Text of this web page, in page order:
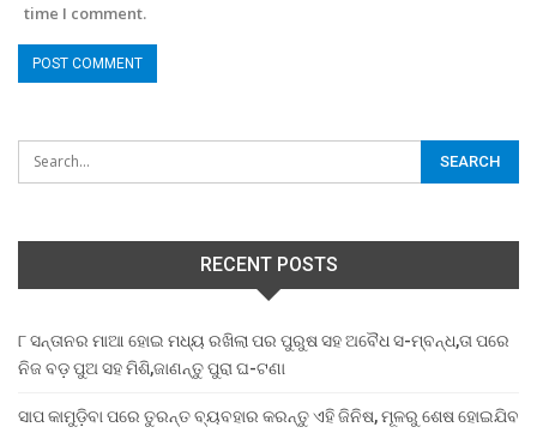
time I comment.
RECENT POSTS
୮ ସନ୍ତାନର ମାଆ ହୋଇ ମଧ୍ୟ ରଖିଲା ପର ପୁରୁଷ ସହ ଅବୈଧ ସ-ମ୍ବନ୍ଧ,ତା ପରେ
ନିଜ ବଡ଼ ପୁଅ ସହ ମିଶି,ଜାଣନ୍ତୁ ପୁରା ଘ-ଟଣା
ସାପ କାମୁଡ଼ିବା ପରେ ତୁରନ୍ତ ବ୍ୟବହାର କରନ୍ତୁ ଏହି ଜିନିଷ, ମୂଳରୁ ଶେଷ ହୋଇଯିବ